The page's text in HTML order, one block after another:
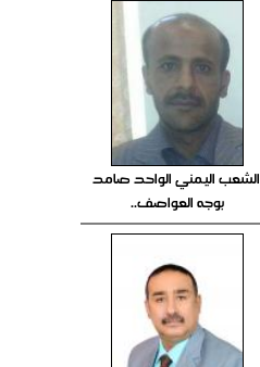
الشعب اليمني الواحد صامد
بوجه العواصف..